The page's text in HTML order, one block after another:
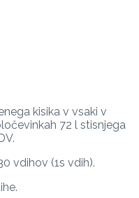
kisika v vsaki v
72 l stisnjega
vdihov (1s vdih).